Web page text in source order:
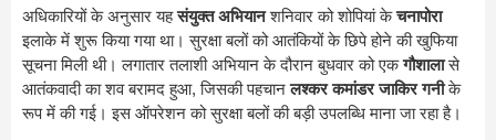
अधिकारियों के अनुसार यहसंयुक्त अभियानशनिवार को शोपियां केचनापोरा
इलाके में शुरू किया गया था। सुरक्षा बलों को आतंकियों के छिपे होने की खुफिया
सूचना मिली थी। लगातार तलाशी अभियान के दौरान बुधवार को एकगौशालासे
आतंकवादी का शव बरामद हुआ, जिसकी पहचानलश्कर कमांडर जाकिर गनीके
रूप में की गई। इस ऑपरेशन को सुरक्षा बलों की बड़ी उपलब्धि माना जा रहा है।